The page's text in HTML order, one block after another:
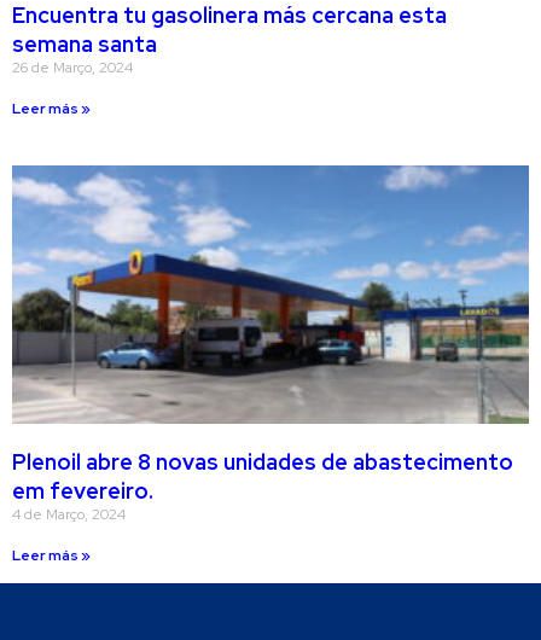
Encuentra tu gasolinera más cercana esta
semana santa
26 de Março, 2024
Leer más »
Plenoil abre 8 novas unidades de abastecimento
em fevereiro.
4 de Março, 2024
Leer más »